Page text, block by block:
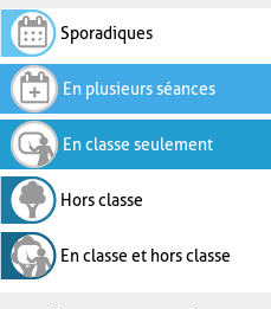
Sporadiques
En plusieurs séances
En classe seulement
Hors classe
En classe et hors classe